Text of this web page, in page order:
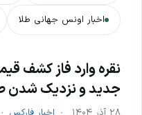
اخبار اونس جهانی طلا
نقره وارد فاز کشف
جدید و نزدیک شدن